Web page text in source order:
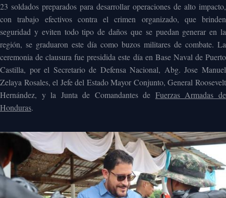
23 soldados preparados para desarrollar operaciones de alto impacto,
con trabajo efectivos contra el crimen organizado, que brinden
seguridad y eviten todo tipo de daños que se puedan generar en la
región, se graduaron este día como buzos militares de combate. La
ceremonia de clausura fue presidida este día en Base Naval de Puerto
Castilla, por el Secretario de Defensa Nacional, Abg. Jose Manuel
Zelaya Rosales, el Jefe del Estado Mayor Conjunto, General Roosevelt
Hernández, y la Junta de Comandantes de Fuerzas Armadas de
Honduras.